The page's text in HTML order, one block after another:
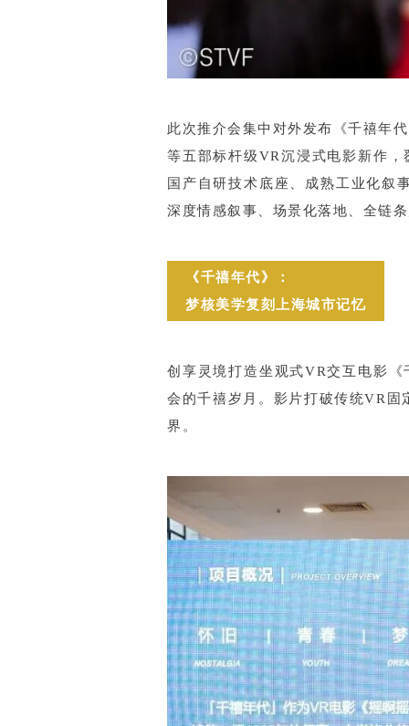
此次推介会集中对外发布《千禧年
等五部标杆级VR沉浸式电影新作
国产自研技术底座、成熟工业化叙
深度情感叙事、场景化落地、全链
《千禧年代》：
梦核美学复刻上海城市记忆
创享灵境打造坐观式VR交互电影
会的千禧岁月。影片打破传统VR
界。